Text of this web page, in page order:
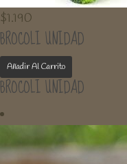
$1.190
BROCOLI UNIDAD
Añadir Al Carrito
BROCOLI UNIDAD